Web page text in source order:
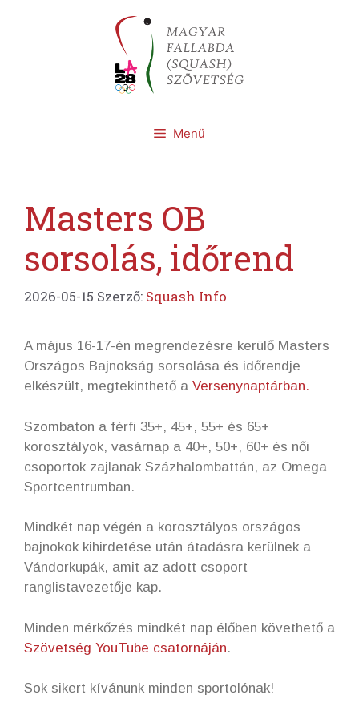
Menü
Masters OB
sorsolás, időrend
2026-05-15 Szerző: Squash Info
A május 16-17-én megrendezésre kerülő Masters
Országos Bajnokság sorsolása és időrendje
elkészült, megtekinthető a Versenynaptárban.
Szombaton a férfi 35+, 45+, 55+ és 65+
korosztályok, vasárnap a 40+, 50+, 60+ és női
csoportok zajlanak Százhalombattán, az Omega
Sportcentrumban.
Mindkét nap végén a korosztályos országos
bajnokok kihirdetése után átadásra kerülnek a
Vándorkupák, amit az adott csoport
ranglistavezetője kap.
Minden mérkőzés mindkét nap élőben követhető a
Szövetség YouTube csatornáján.
Sok sikert kívánunk minden sportolónak!